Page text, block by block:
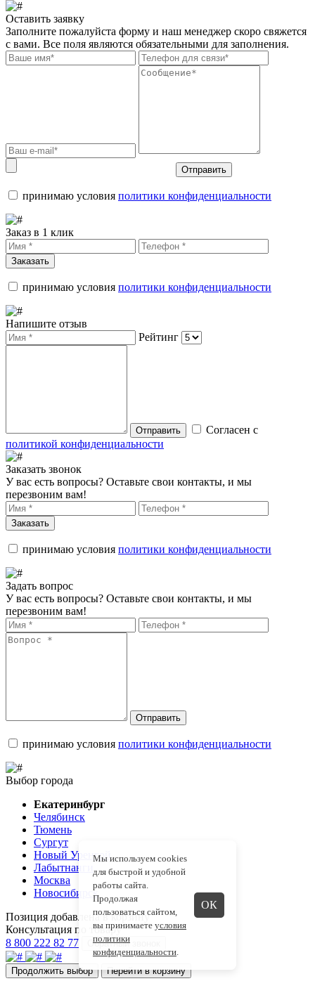
Оставить заявку
Заполните пожалуйста форму и наш менеджер скоро свяжется
с вами. Все поля являются обязательными для заполнения.
Отправить
принимаю условия политики конфиденциальности
Заказ в 1 клик
Заказать
принимаю условия политики конфиденциальности
Напишите отзыв
Рейтинг
Отправить
Согласен с
политикой конфиденциальности
Заказать звонок
У вас есть вопросы? Оставьте свои контакты, и мы
перезвоним вам!
Заказать
принимаю условия политики конфиденциальности
Задать вопрос
У вас есть вопросы? Оставьте свои контакты, и мы
перезвоним вам!
Отправить
принимаю условия политики конфиденциальности
Выбор города
Екатеринбург
Челябинск
Тюмень
Сургут
Новый Уренгой
Лабытнанги
Москва
Новосибирск
Позиция добавлена в корзину
Консультация по товару
8 800 222 82 77
Обратный звонок
Продолжить выбор Перейти в корзину
Мы используем cookies
для быстрой и удобной
работы сайта.
Продолжая
пользоваться сайтом,
вы принимаете условия
политики
конфиденциальности.
ОК